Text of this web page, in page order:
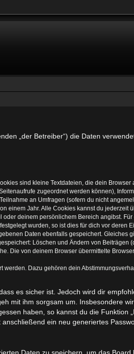
„der Betreiber“) die Daten
sind kleine Textdateien, die dein
zugeordnet werden können),
an Umfragen (sofern du nicht
Jahr. Alle Cookies kannst du jederzeit
deinem persönlichem Bereich angibst.
wurden, so ist dies für dich vor deren
Daten ebenfalls gespeichert.
Löschen und Ändern von
Die von deinem Browser übermittelte
Dazu gehören dein
es sicher ist. Jedoch wird dir
mit ihm sorgsam um. Insbesondere
haben, so kannst du die Funktion
ein neu generiertes
Daten zu speichern, um das Board